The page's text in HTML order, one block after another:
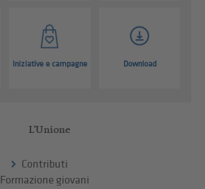
Iniziative e campagne Download
L'Unione
Contributi
Formazione giovani